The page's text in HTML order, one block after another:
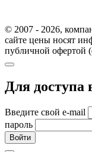
© 2007 - 2026,
сайте цены носят
публичной офертой
Для доступа
Введите свой e-mail
пароль
Войти